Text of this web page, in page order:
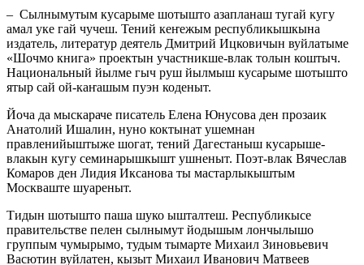
– Сылнымутым кусарыме шотышто азапланаш тугай кугу
амал уке гай чучеш. Тений кеҥежым республикышкына
издатель, литератур деятель Дмитрий Ицковичын вуйлатыме
«Шочмо книга» проектын участникше-влак толын коштыч.
Национальный йылме гыч руш йылмыш кусарыме шотышто
ятыр сай ой-каҥашым пуэн коденыт.
Йоча да мыскараче писатель Елена Юнусова ден прозаик
Анатолий Ишалин, нуно коктынат ушемнан
правленийыштыже шогат, тений Дагестаныш кусарыше-
влакын кугу семинарышкышт ушненыт. Поэт-влак Вячеслав
Комаров ден Лидия Иксанова ты мастарлыкыштым
Москваште шуареныт.
Тидын шотышто паша шуко ышталтеш. Республикысе
правительстве пелен сылнымут йодышым лончылышо
группым чумырымо, тудым тымарте Михаил Зиновьевич
Васютин вуйлатен, кызыт Михаил Иванович Матвеев